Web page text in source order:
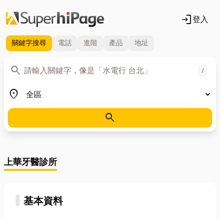
login登入
關鍵字搜尋 電話 進階 產品 地址
search
關鍵字 /
place
地區
search
上華牙醫診所
基本資料